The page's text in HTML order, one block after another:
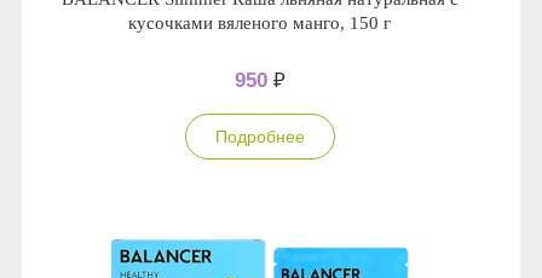
кусочками вяленого манго, 150 г
950 ₽
Подробнее